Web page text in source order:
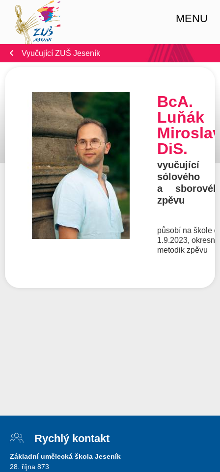
MENU
Vyučující ZUŠ Jeseník
BcA.
Luňák
DiS.
vyučující
sólového
a
zpěvu
působí na škole
1.9.2023, okresní
metodik zpěvu
Rychlý kontakt
Základní umělecká škola Jeseník
28. října 873